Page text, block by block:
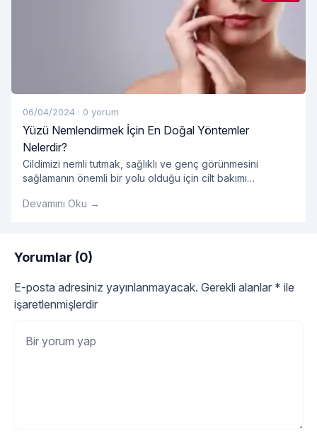
06/04/2024 · 0 yorum
Yüzü Nemlendirmek İçin En Doğal Yöntemler
Nelerdir?
Cildimizi nemli tutmak, sağlıklı ve genç görünmesini
sağlamanın önemli bir yolu olduğu için cilt bakımı
pazarlanan kozmetik ürün kimyasal içeriklerle dolu olabilir
Peki, yüzü nemlendirmek için en doğal yöntemler
nelerdir? Su İçmek:
Devamını Oku →
Yorumlar (0)
E-posta adresiniz yayınlanmayacak. Gerekli alanlar * ile
işaretlenmişlerdir